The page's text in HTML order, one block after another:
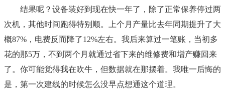
结果呢？设备装好到现在快一年了，除了正常保养停过两
次机，其他时间跑得特别顺。上个月产量比去年同期提升了大
概87%，电费反而降了12%左右。我后来算过一笔账，当初多
花的那5万，不到两个月就通过省下来的维修费和增产赚回来
了。你可能觉得我在吹牛，但数据就在那摆着。我唯一后悔的
是，第一次建线的时候怎么没早点想通这个道理。